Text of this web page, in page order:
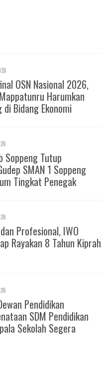
OSN Nasional 2026,
Harumkan
di Bidang Ekonomi
Soppeng Tutup
SMAN 1 Soppeng
Tingkat Penegak
Profesional, IWO
Rayakan 8 Tahun Kiprah
Pendidikan
SDM Pendidikan
Sekolah Segera